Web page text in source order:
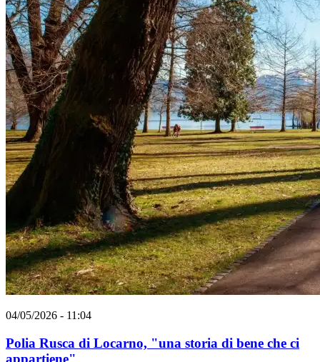
04/05/2026 - 11:04
Polia Rusca di Locarno, "una storia di bene che ci
appartiene"